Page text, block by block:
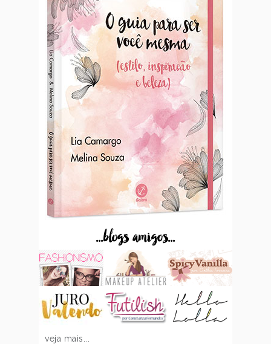
...blogs amigos...
veja mais...